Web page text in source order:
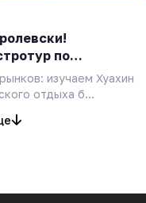
по
изучаем Хуахин
отдыха б...